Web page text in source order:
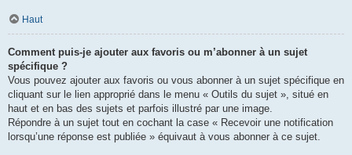
Haut
Comment puis-je ajouter aux favoris ou m’abonner à un sujet
spécifique ?
Vous pouvez ajouter aux favoris ou vous abonner à un sujet spécifique en
cliquant sur le lien approprié dans le menu « Outils du sujet », situé en
haut et en bas des sujets et parfois illustré par une image.
Répondre à un sujet tout en cochant la case « Recevoir une notification
lorsqu’une réponse est publiée » équivaut à vous abonner à ce sujet.